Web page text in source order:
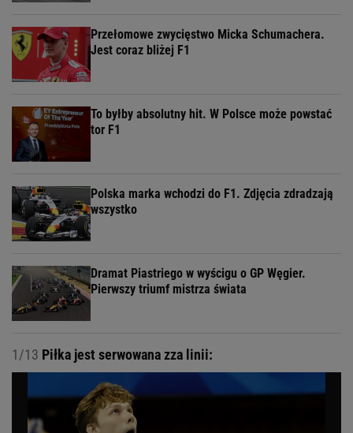
Przełomowe zwycięstwo Micka Schumachera.
Jest coraz bliżej F1
To byłby absolutny hit. W Polsce może powstać
tor F1
Polska marka wchodzi do F1. Zdjęcia zdradzają
wszystko
Dramat Piastriego w wyścigu o GP Węgier.
Pierwszy triumf mistrza świata
1/13 Piłka jest serwowana zza linii: